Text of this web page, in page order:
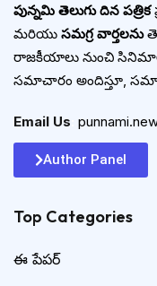
పున్నమి తెలుగు దిన పత్రిక
మరియు సమగ్ర వార్తలను
రాజకీయాలు నుంచి
సమాచారం అందిస్తూ,
Email Us
Author Panel
Top Categories​
ఈ పేపర్